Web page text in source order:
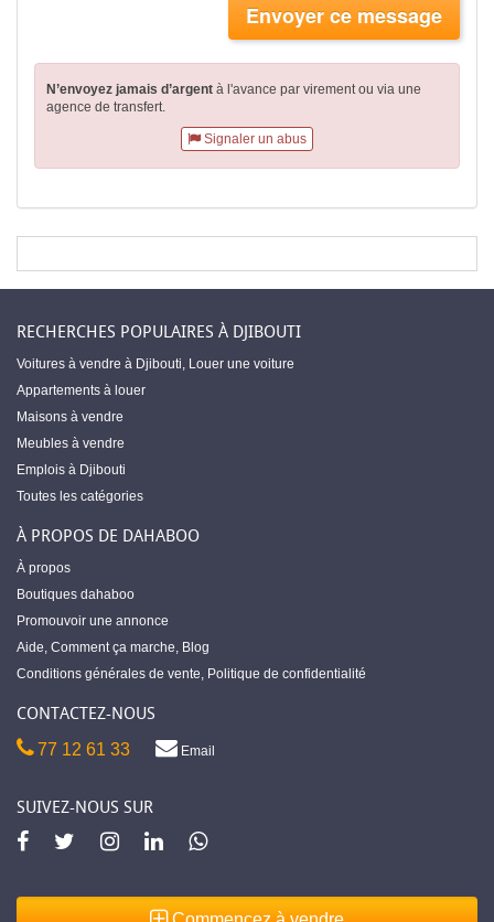
Envoyer ce message
N’envoyez jamais d’argent à l'avance par virementou via une
agence de transfert.
Signaler un abus
RECHERCHES POPULAIRES À DJIBOUTI
Voitures à vendre à Djibouti, Louer une voiture
Appartements à louer
Maisons à vendre
Meubles à vendre
Emplois à Djibouti
Toutes les catégories
À PROPOS DE DAHABOO
À propos
Boutiques dahaboo
Promouvoir une annonce
Aide, Comment ça marche, Blog
Conditions générales de vente, Politique de confidentialité
CONTACTEZ-NOUS
77 12 61 33 Email
SUIVEZ-NOUS SUR